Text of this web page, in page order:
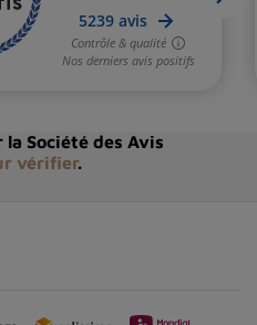
et des idées claires.
est connu pour être un
dans l'utérus.
àhaute énergie vibratoire
vous aidera à les faire
Société des Avis
vérifier.